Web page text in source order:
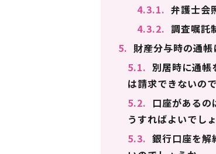
4.3.1. 弁護士会
4.3.2. 調査嘱託
5. 財産分与時の通
5.1. 別居時に通帳
は請求できないの
5.2. 口座がある
うすればよいでし
5.3. 銀行口座を解